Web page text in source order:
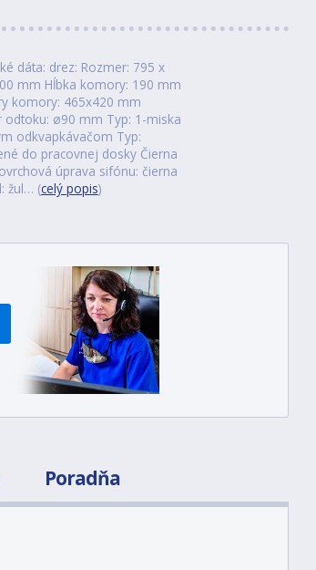
dáta: drez: Rozmer: 795 x
mm Hĺbka komory: 190 mm
komory: 465x420 mm
odtoku: ø90 mm Typ: 1-miska
odkvapkávačom Typ:
do pracovnej dosky Čierna
úprava sifónu: čierna
žul… (celý popis)
Poradňa